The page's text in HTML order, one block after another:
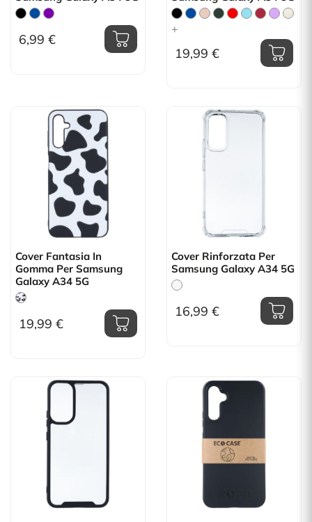
6,99 €
+
19,99 €
Cover Fantasia In
Gomma Per Samsung
Galaxy A34 5G
19,99 €
Cover Rinforzata Per
Samsung Galaxy A34 5G
16,99 €